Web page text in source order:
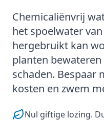
Chemicaliënvrij
het spoelwater
hergebruikt kan
planten
schaden. Bespaar
kosten en zwem
Nul giftige lozing.